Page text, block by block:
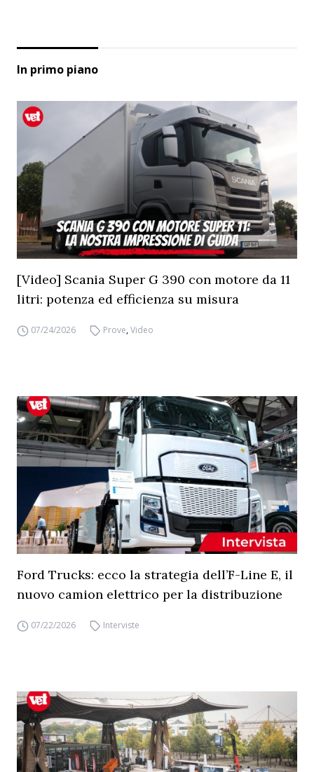
In primo piano
[Video] Scania Super G 390 con motore da 11
litri: potenza ed efficienza su misura
07/24/2026 Prove,Video
Ford Trucks: ecco la strategia dell’F-Line E, il
nuovo camion elettrico per la distribuzione
07/22/2026 Interviste